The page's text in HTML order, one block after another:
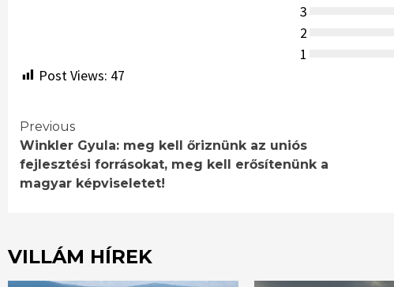
3
2
1
Post Views: 47
Continue
Reading
Previous
Winkler Gyula: meg kell őriznünk az uniós
fejlesztési forrásokat, meg kell erősítenünk a
magyar képviseletet!
VILLÁM HÍREK